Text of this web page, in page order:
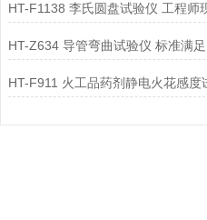
HT-Z634 导管弯曲试验仪 标准满足